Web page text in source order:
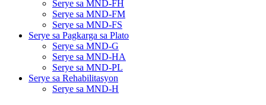
Serye sa MND-FH
Serye sa MND-FM
Serye sa MND-FS
Serye sa Pagkarga sa Plato
Serye sa MND-G
Serye sa MND-HA
Serye sa MND-PL
Serye sa Rehabilitasyon
Serye sa MND-H